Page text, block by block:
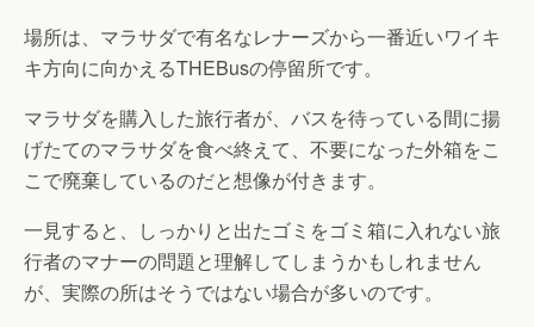
場所は、マラサダで有名なレナーズから一番近いワイキ
キ方向に向かえるTHEBusの停留所です。
マラサダを購入した旅行者が、バスを待っている間に揚
げたてのマラサダを食べ終えて、不要になった外箱をこ
こで廃棄しているのだと想像が付きます。
一見すると、しっかりと出たゴミをゴミ箱に入れない旅
行者のマナーの問題と理解してしまうかもしれません
が、実際の所はそうではない場合が多いのです。